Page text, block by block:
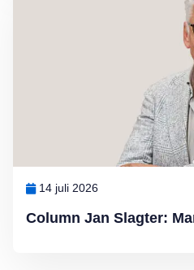
Column Jan Slagter:
14 juli 2026